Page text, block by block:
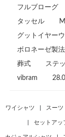
フルブローグ
タッセル
グットイヤー
ボロネーゼ製法
葬式 ステ
vibram
ワイシャツ スーツ
セットアッ